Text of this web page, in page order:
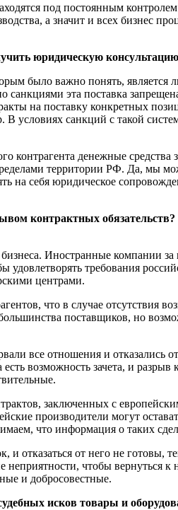
под постоянным контролем
а значит и всех бизнес
юридическую
было важно понять, является
эта поставка
на поставку конкретных
санкций с такой
контрагента денежные
территории РФ. Да, мы
на себя юридическое
контрактных
Иностранные компании
требования
центрами.
что в случае отсутствия
поставщиков, но
все отношения и отказались
возможность зачета, и
заключенных с
производители могут
что информация о таких
отказаться от него не готовы,
чтобы вернуться
и добросовестные.
исков товары и